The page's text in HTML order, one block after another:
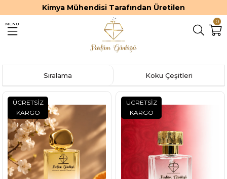
Kimya Mühendisi Tarafından Üretilen
0
MENU
Koku Çeşitleri
Sıralama
ÜCRETSIZ
KARGO
ÜCRETSIZ
KARGO